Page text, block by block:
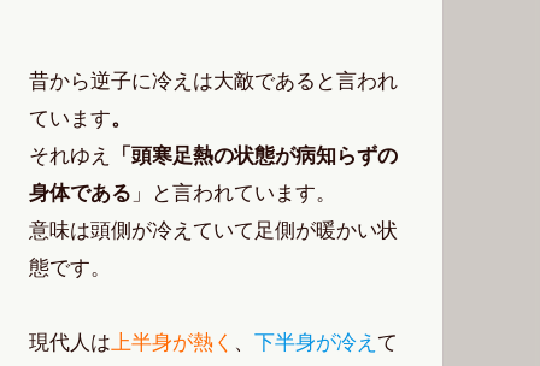
昔から逆子に冷えは大敵であると言われ
ています。
それゆえ
「頭寒足熱の状態が病知らずの
身体である 」と言われています。
意味は頭側が冷えていて足側が暖かい状
態です。
現代人は上半身が熱く 、 下半身が冷え て